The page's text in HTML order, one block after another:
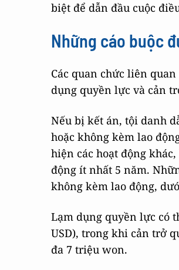
biệt để dẫn đầu cuộc
Những cáo buộc
Các quan chức liên
dụng quyền lực và cản
Nếu bị kết án, tội danh
hoặc không kèm lao
hiện các hoạt động
động ít nhất 5 năm.
không kèm lao động,
Lạm dụng quyền lực có
USD), trong khi cản trở
đa 7 triệu won.